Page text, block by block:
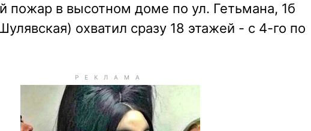
пожар в высотном доме по ул. Гетьмана, 1б
охватил сразу 18 этажей - с 4-го по